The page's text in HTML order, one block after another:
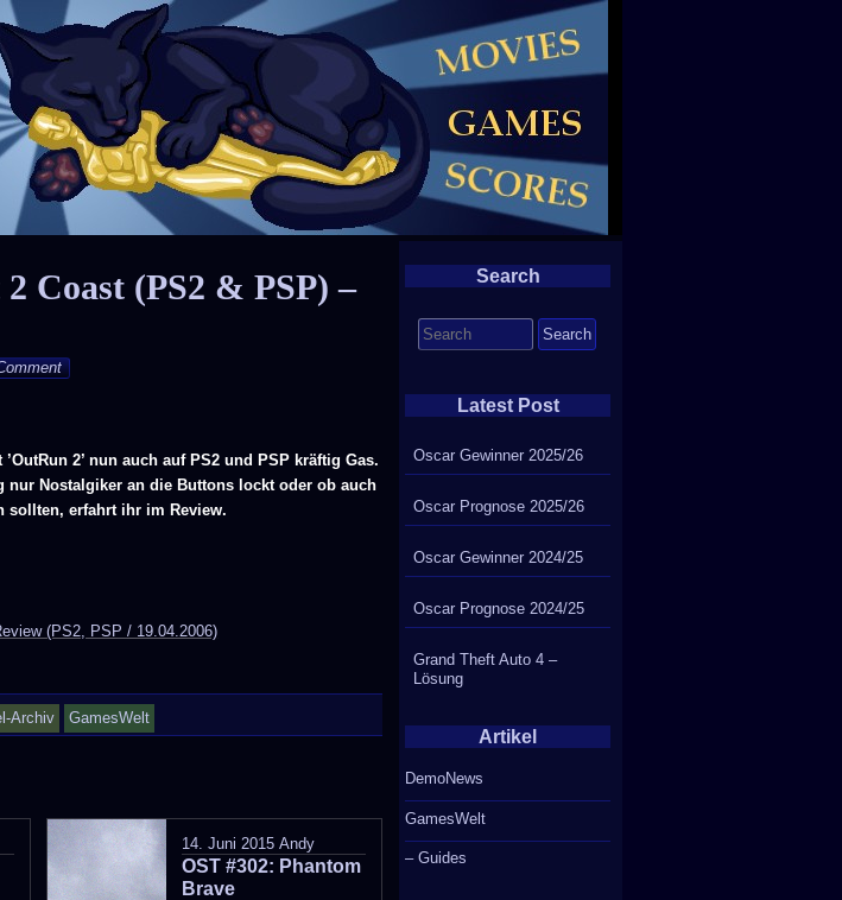
Skip
to
content
Coast (PS2 & PSP) –
2’ nun auch auf PS2 und PSP kräftig Gas.
nur Nostalgiker an die Buttons lockt oder ob auch
sollten, erfahrt ihr im Review.
(PS2, PSP / 19.04.2006)
Archiv GamesWelt
14. Juni 2015 Andy
OST #302: Phantom
Brave
Search
for:
Latest Post
Oscar Gewinner 2025/26
Oscar Prognose 2025/26
Oscar Gewinner 2024/25
Oscar Prognose 2024/25
Grand Theft Auto 4 –
Lösung
Artikel
DemoNews
GamesWelt
– Guides